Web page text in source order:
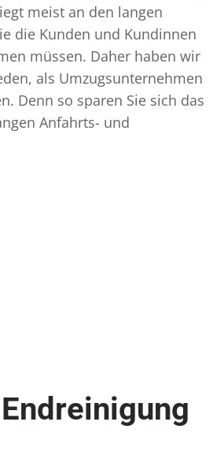
meist an den langen
die Kunden und Kundinnen
müssen. Daher haben wir
als Umzugsunternehmen
Denn so sparen Sie sich das
Anfahrts- und